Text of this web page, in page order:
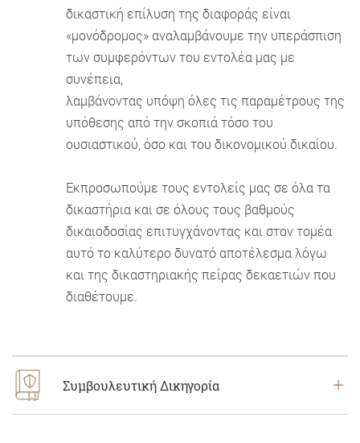
δικαστική επίλυση της διαφοράς είναι
«μονόδρομος» αναλαμβάνουμε την υπεράσπιση
των συμφερόντων του εντολέα μας με
συνέπεια,
λαμβάνοντας υπόψη όλες τις παραμέτρους της
υπόθεσης από την σκοπιά τόσο του
ουσιαστικού, όσο και του δικονομικού δικαίου.
Εκπροσωπούμε τους εντολείς μας σε όλα τα
δικαστήρια και σε όλους τους βαθμούς
δικαιοδοσίας επιτυγχάνοντας και στον τομέα
αυτό το καλύτερο δυνατό αποτέλεσμα λόγω
και της δικαστηριακής πείρας δεκαετιών που
διαθέτουμε.
Συμβουλευτική Δικηγορία